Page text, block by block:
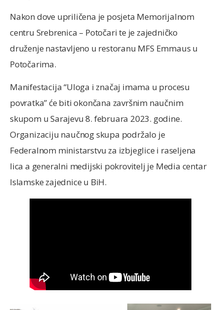
Nakon dove upriličena je posjeta Memorijalnom
centru Srebrenica – Potočari te je zajedničko
druženje nastavljeno u restoranu MFS Emmaus u
Potočarima.
Manifestacija “Uloga i značaj imama u procesu
povratka” će biti okončana završnim naučnim
skupom u Sarajevu 8. februara 2023. godine.
Organizaciju naučnog skupa podržalo je
Federalnom ministarstvu za izbjeglice i raseljena
lica a generalni medijski pokrovitelj je Media centar
Islamske zajednice u BiH.